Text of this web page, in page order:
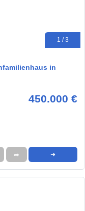
1 / 3
in
450.000 €
➦ ➜